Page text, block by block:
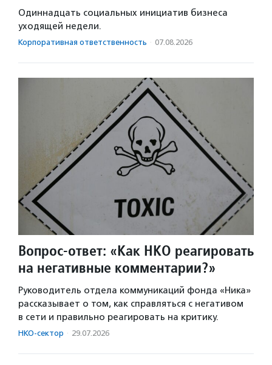
Одиннадцать социальных инициатив бизнеса
уходящей недели.
Корпоративная ответственность · 07.08.2026
Вопрос-ответ: «Как НКО реагировать
на негативные комментарии?»
Руководитель отдела коммуникаций фонда «Ника»
рассказывает о том, как справляться с негативом
в сети и правильно реагировать на критику.
НКО-сектор · 29.07.2026